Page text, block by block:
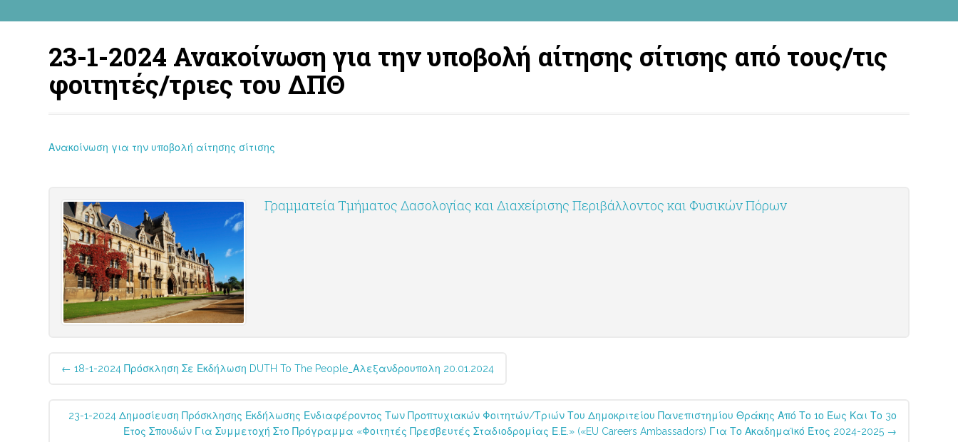
23-1-2024 Ανακοίνωση για την υποβολή αίτησης σίτισης από τους/τις
φοιτητές/τριες του ΔΠΘ
Ανακοίνωση για την υποβολή αίτησης σίτισης
Γραμματεία Τμήματος Δασολογίας και Διαχείρισης Περιβάλλοντος και Φυσικών Πόρων
Post
navigation
← 18-1-2024 Πρόσκληση Σε Εκδήλωση DUTH To The People_Αλεξανδρουπολη 20.01.2024
23-1-2024 Δημοσίευση Πρόσκλησης Εκδήλωσης Ενδιαφέροντος Των Προπτυχιακών Φοιτητών/τριών Του Δημοκριτείου Πανεπιστημίου Θράκης Από Το 1ο Έως Και Το 3ο
Έτος Σπουδών Για Συμμετοχή Στο Πρόγραμμα «Φοιτητές Πρεσβευτές Σταδιοδρομίας Ε.Ε.» («EU Careers Ambassadors) Για Το Ακαδημαϊκό Έτος 2024-2025 →